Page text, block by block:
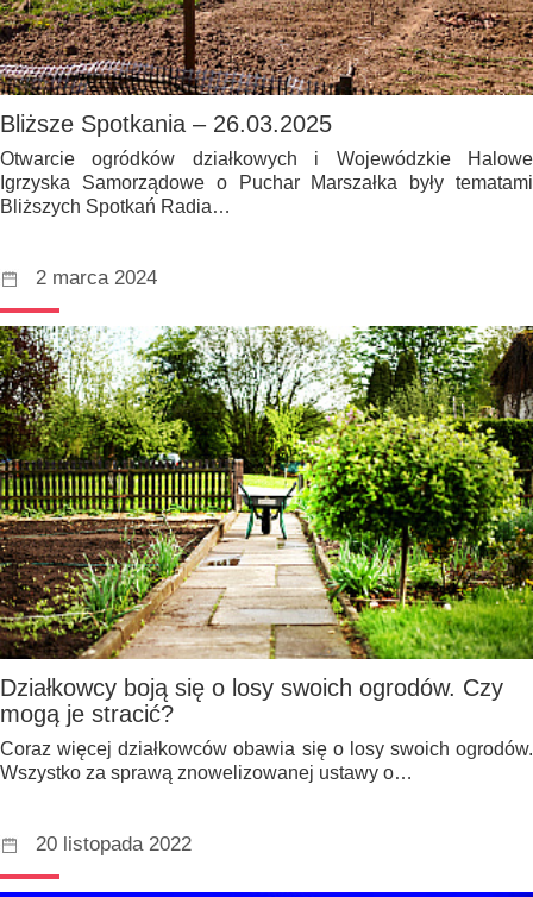
Bliższe Spotkania – 26.03.2025
Otwarcie ogródków działkowych i Wojewódzkie Halowe
Igrzyska Samorządowe o Puchar Marszałka były tematami
Bliższych Spotkań Radia…
2 marca 2024
Działkowcy boją się o losy swoich ogrodów. Czy
mogą je stracić?
Coraz więcej działkowców obawia się o losy swoich ogrodów.
Wszystko za sprawą znowelizowanej ustawy o…
20 listopada 2022